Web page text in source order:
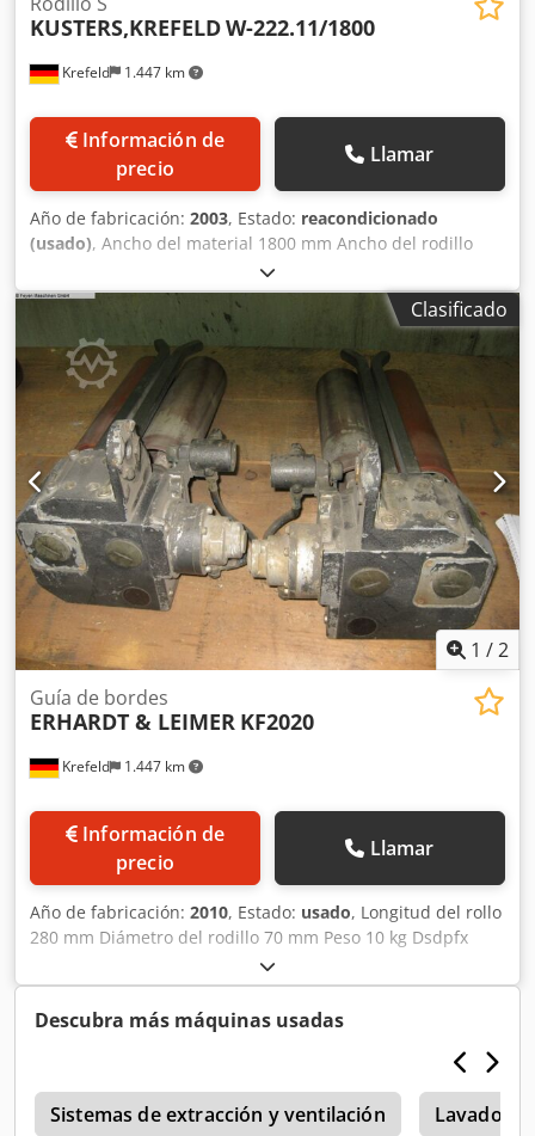
Krefeld 1.447 km
KUSTERS,KREFELDW-222.11/1800
Información de
precio
Llamar
Año de fabricación: 2003, Estado: reacondicionado
(usado), Ancho del material 1800 mm Ancho del rodillo
2000 mm Diámetro 220 mm Dodpfx Alowz Rr Hj Iock
Revestimiento: goma blanda Calidad de goma: R89,
amarillo Dureza de goma: 75° Shore Tipo: 222.11/1800 1
par de rodillos ("ud.") para foulard de teñido
222.11/1800WB Rodillos S completamente
reacondicionados y con nueva goma en 2024, con garantía
de funcionamiento Precio unitario: € 8.500,-
Clasificado
1 /2
Krefeld 1.447 km
Guía de bordes
ERHARDT & LEIMER KF2020
Información de
precio
Llamar
Año de fabricación: 2010, Estado: usado, Longitud del rollo
280 mm Diámetro del rodillo 70 mm Peso 10 kg Dsdpfx
Aow Tdu Djl Iock 1 par de guías para transportador de
mercancías usadas, Tipo KF 2020 neumático. Versión
izquierda + derecha, El precio se refiere a 1 par cada uno
Descubra más máquinas usadas
Sistemas de extracción y ventilación Lavadoras